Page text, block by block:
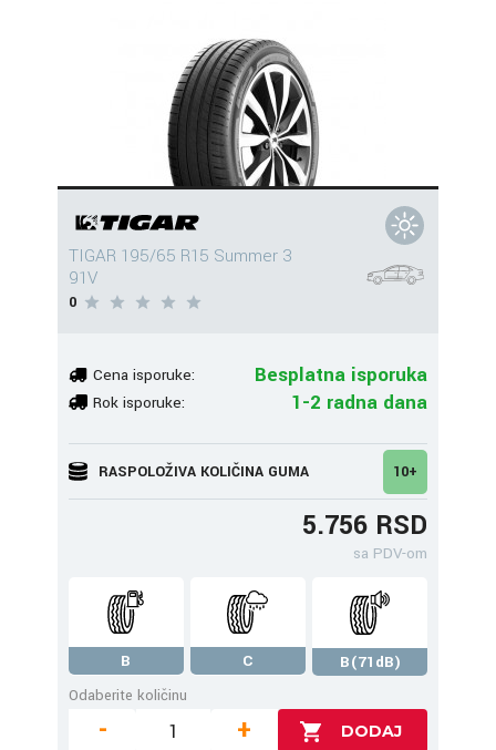
TIGAR 195/65 R15 Summer 3
91V
0
Cena isporuke: Besplatna isporuka
Rok isporuke: 1-2 radna dana
RASPOLOŽIVA KOLIČINA GUMA 10+
5.756 RSD
sa PDV-om
B C
B(71dB)
Odaberite količinu
- +